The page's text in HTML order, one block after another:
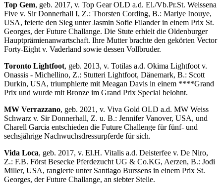
Top Gem, geb. 2017, v. Top Gear OLD a.d. El./Vb.Pr.St. Weissena
Five v. Sir Donnerhall I, Z.: Thorsten Cording, B.: Mariye Inouye,
USA, feierte den Sieg unter Jasmin Sofie Filander in einem Prix St.
Georges, der Future Challange. Die Stute erhielt die Oldenburger
Hauptprämienanwartschaft. Ihre Mutter brachte den gekörten Vector
Forty-Eight v. Vaderland sowie dessen Vollbruder.
Toronto Lightfoot, geb. 2013, v. Totilas a.d. Okima Lightfoot v.
Onassis - Michellino, Z.: Stutteri Lightfoot, Dänemark, B.: Scott
Durkin, USA, triumphierte mit Meagan Davis in einem ****Grand
Prix und wurde mit Bronze im Grand Prix Special belohnt.
MW Verrazzano, geb. 2021, v. Viva Gold OLD a.d. MW Weiss
Schwarz v. Sir Donnerhall, Z. u. B.: Jennifer Vanover, USA, und
Charell Garcia entschieden die Future Challenge für fünf- und
sechsjährige Nachwuchsdressurpferde für sich.
Vida Loca, geb. 2017, v. El.H. Vitalis a.d. Deisterfee v. De Niro,
Z.: F.B. Först Besecke Pferdezucht UG & Co.KG, Aerzen, B.: Jodi
Miller, USA, rangierte unter Santiago Burssens in einem Prix St.
Georges, der Future Challange, an siebter Stelle.